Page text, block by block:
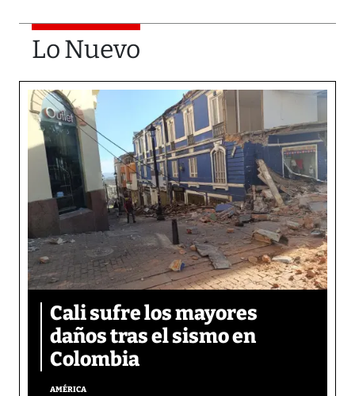
Lo Nuevo
Cali sufre los mayores
daños tras el sismo en
Colombia
AMÉRICA